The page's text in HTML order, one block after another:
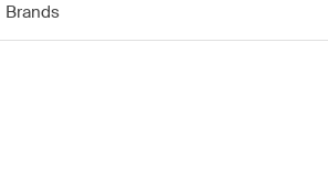
Brands